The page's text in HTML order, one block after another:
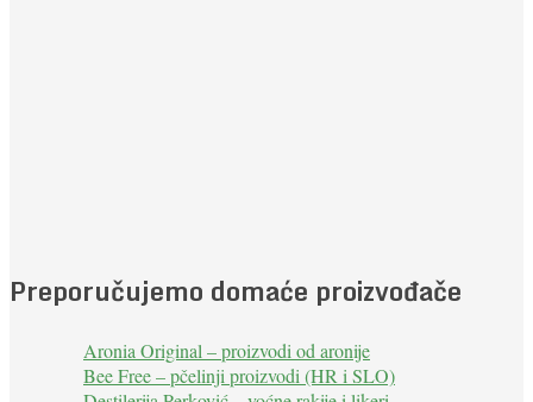
Preporučujemo domaće proizvođače
Aronia Original – proizvodi od aronije
Bee Free – pčelinji proizvodi (HR i SLO)